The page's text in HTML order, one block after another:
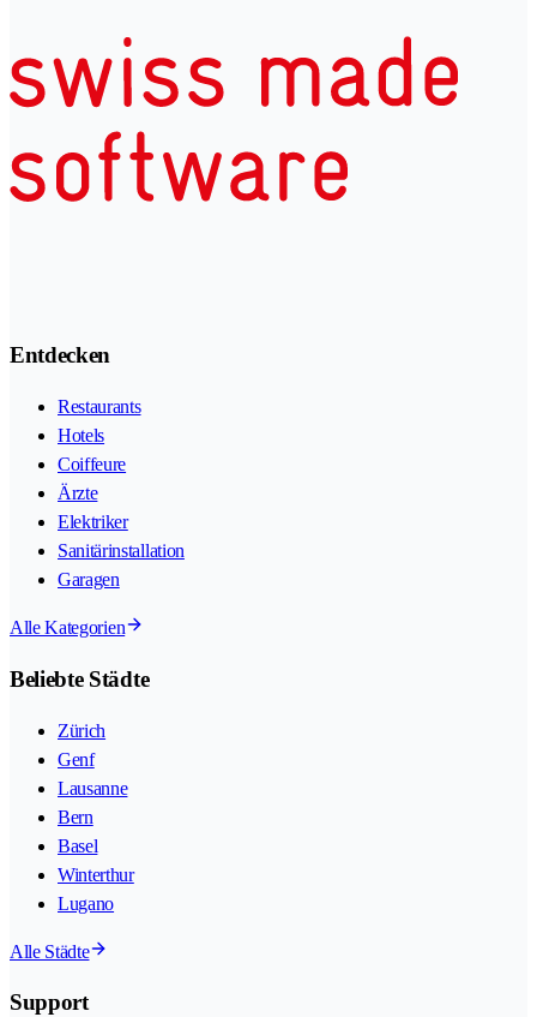
Entdecken
Restaurants
Hotels
Coiffeure
Ärzte
Elektriker
Sanitärinstallation
Garagen
Alle Kategorien
Beliebte Städte
Zürich
Genf
Lausanne
Bern
Basel
Winterthur
Lugano
Alle Städte
Support